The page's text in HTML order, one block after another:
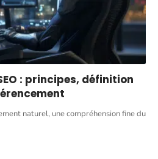
: principes, définition
naturel, une compréhension fine du